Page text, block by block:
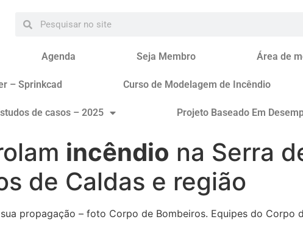
Agenda Seja Membro Área de
– Sprinkcad Curso de Modelagem de Incêndio
de casos – 2025 Projeto Baseado Em
incêndio na Serra
de Caldas e região
propagação – foto Corpo de Bombeiros. Equipes do Corpo